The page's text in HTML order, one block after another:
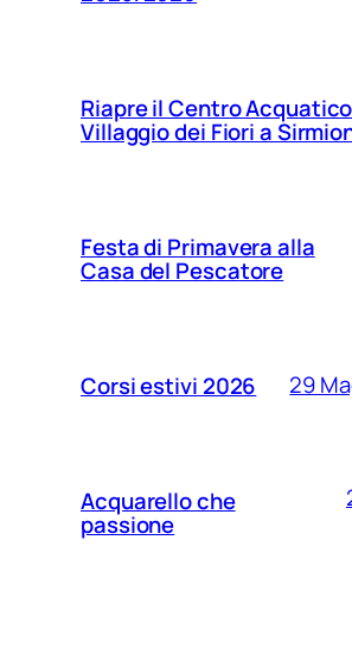
Riapre il Centro Acquatico
Villaggio dei Fiori a
Festa di Primavera alla
Casa del Pescatore
Corsi estivi 2026 29
Acquarello che
passione